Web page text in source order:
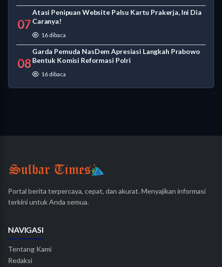
07
Atasi Penipuan Website Palsu Kartu Prakerja, Ini Dia
Caranya!
16 dibaca
08
Garda Pemuda NasDem Apresiasi Langkah Prabowo
Bentuk Komisi Reformasi Polri
16 dibaca
Portal berita terpercaya, cepat, dan akurat. Menyajikan informasi
terkini untuk Anda semua.
NAVIGASI
Tentang Kami
Redaksi